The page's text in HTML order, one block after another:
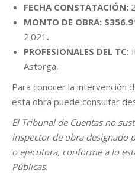
FECHA CONSTATACIÓN:
MONTO DE OBRA:
2.021 .
PROFESIONALES DEL TC:
Astorga.
Para conocer la intervención
esta obra puede consultar
El Tribunal de Cuentas no
inspector de obra designado
o ejecutora, conforme a lo
Públicas.